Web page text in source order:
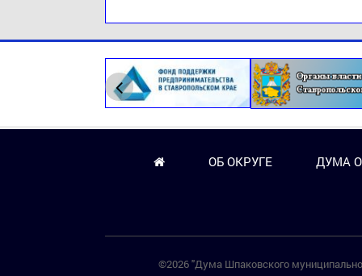
ОБ ОКРУГЕ ДУМА
©2026 "Дума Шпаковского